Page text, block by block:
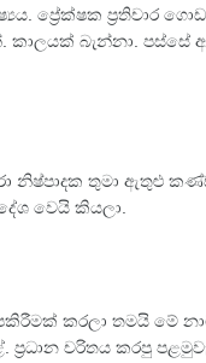
ප්‍රේක්ෂක ප්‍රතිචාර
කාලයක් බැන්නා. පස්සේ
නිෂ්පාදක තුමා ඇතුළු‍
වෙයි කියලා.
කරලා තමයි මේ
චරිතය කරපු